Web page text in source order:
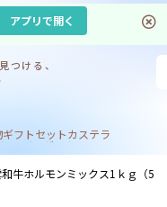
アプリで開く
つける、
ギフトセットカステラ
ー
ジンギスカン
牛ホルモンミックス1ｋｇ（